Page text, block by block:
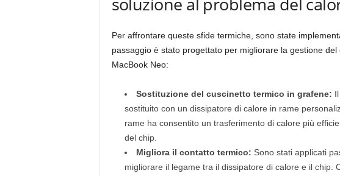
Per affrontare queste sfide termiche, sono state
passaggio è stato progettato per migliorare la gestione
MacBook Neo:
Sostituzione del cuscinetto termico in grafene:
sostituito con un dissipatore di calore in rame
rame ha consentito un trasferimento di calore più
del chip.
Migliora il contatto termico: Sono stati applicati
migliorare il legame tra il dissipatore di calore e il chip.